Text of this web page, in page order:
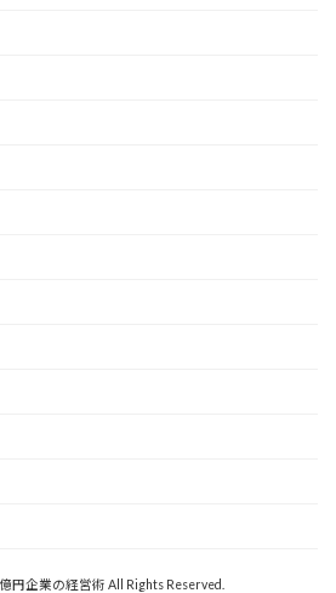
円企業の経営術 All Rights Reserved.